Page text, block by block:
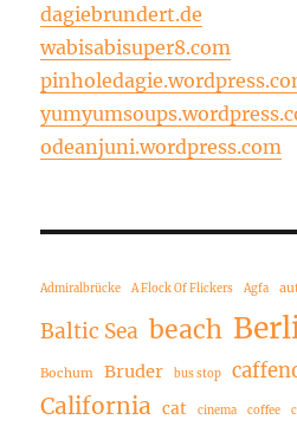
dagiebrundert.de
wabisabisuper8.com
odeanjuni.wordpress.com
Admiralbrücke A Flock Of Flickers Agfa
Baltic Sea beach
Bochum Bruder bus stop
California cat cinema coffee